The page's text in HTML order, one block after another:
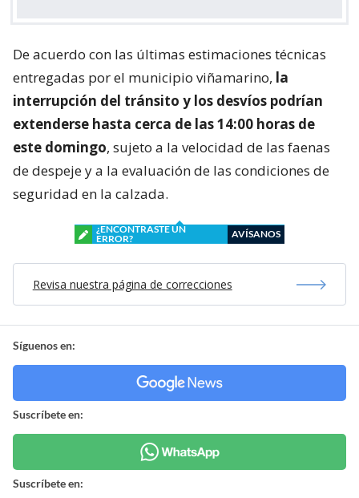
De acuerdo con las últimas estimaciones técnicas
entregadas por el municipio viñamarino, la
interrupción del tránsito y los desvíos podrían
extenderse hasta cerca de las 14:00 horas de
este domingo, sujeto a la velocidad de las faenas
de despeje y a la evaluación de las condiciones de
seguridad en la calzada.
¿ENCONTRASTE UN
ERROR?
AVÍSANOS
Revisa nuestra página de correcciones
Síguenos en:
Suscríbete en:
Suscríbete en: